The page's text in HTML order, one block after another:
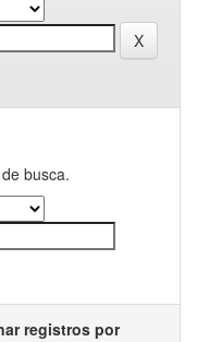
busca.
registros por